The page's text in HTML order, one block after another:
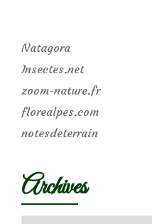
Natagora
Insectes.net
zoom-nature.fr
florealpes.com
notesdeterrain
Archives